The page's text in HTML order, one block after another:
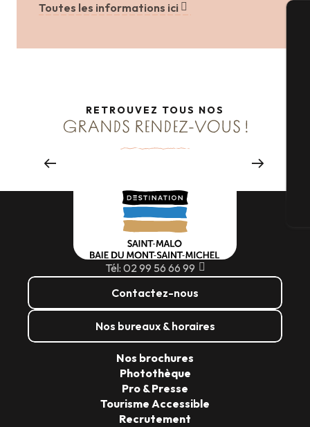
Toutes les informations ici
RETROUVEZ TOUS NOS
GRANDS RENDEZ-VOUS !
3 rivières cup
Lire la suite
Tél: 02 99 56 66 99
Contactez-nous
Nos bureaux & horaires
Nos brochures
Photothèque
Pro & Presse
Tourisme Accessible
Recrutement